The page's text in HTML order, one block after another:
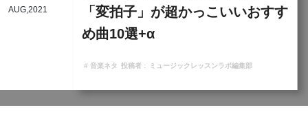
AUG,2021
「変拍子」が超かっこいいおすす
め曲10選+α
# 音楽ネタ 投稿者 : ミュージックレッスンラボ編集部